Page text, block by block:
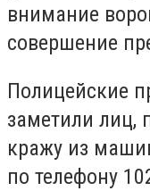
внимание
совершение
Полицейские
заметили лиц,
кражу из
по телефону